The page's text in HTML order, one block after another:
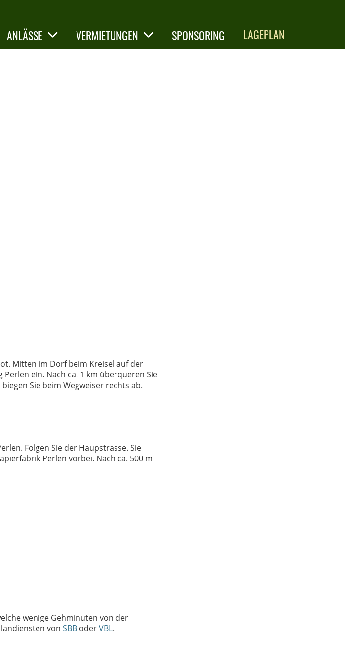
ANLÄSSE VERMIETUNGEN SPONSORING
LAGEPLAN
Mitten im Dorf beim Kreisel auf der
ein. Nach ca. 1 km überqueren Sie
Sie beim Wegweiser rechts ab.
Folgen Sie der Haupstrasse. Sie
Perlen vorbei. Nach ca. 500 m
wenige Gehminuten von der
von SBB oderVBL.